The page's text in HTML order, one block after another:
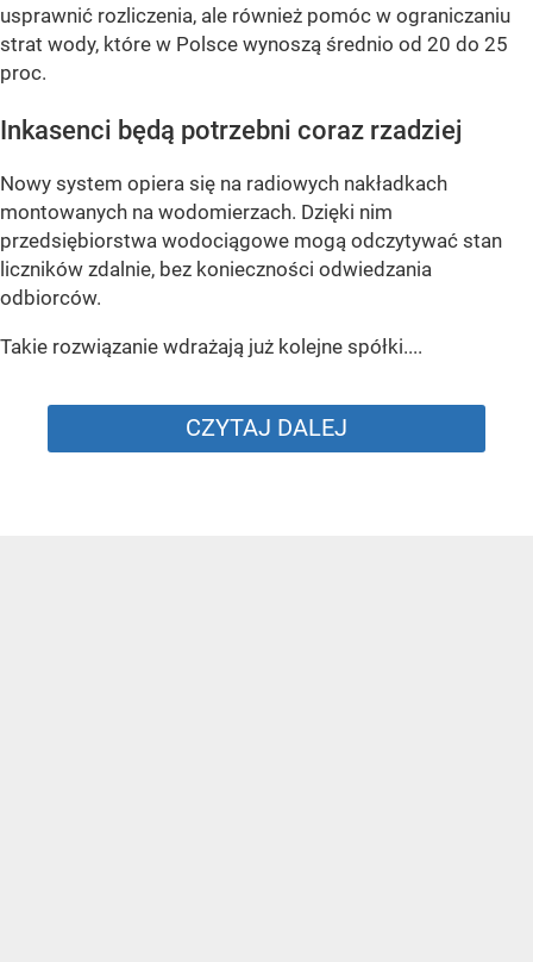
usprawnić rozliczenia, ale również pomóc w ograniczaniu
strat wody, które w Polsce wynoszą średnio od 20 do 25
proc.
Inkasenci będą potrzebni coraz rzadziej
Nowy system opiera się na radiowych nakładkach
montowanych na wodomierzach. Dzięki nim
przedsiębiorstwa wodociągowe mogą odczytywać stan
liczników zdalnie, bez konieczności odwiedzania
odbiorców.
Takie rozwiązanie wdrażają już kolejne spółki....
CZYTAJ DALEJ